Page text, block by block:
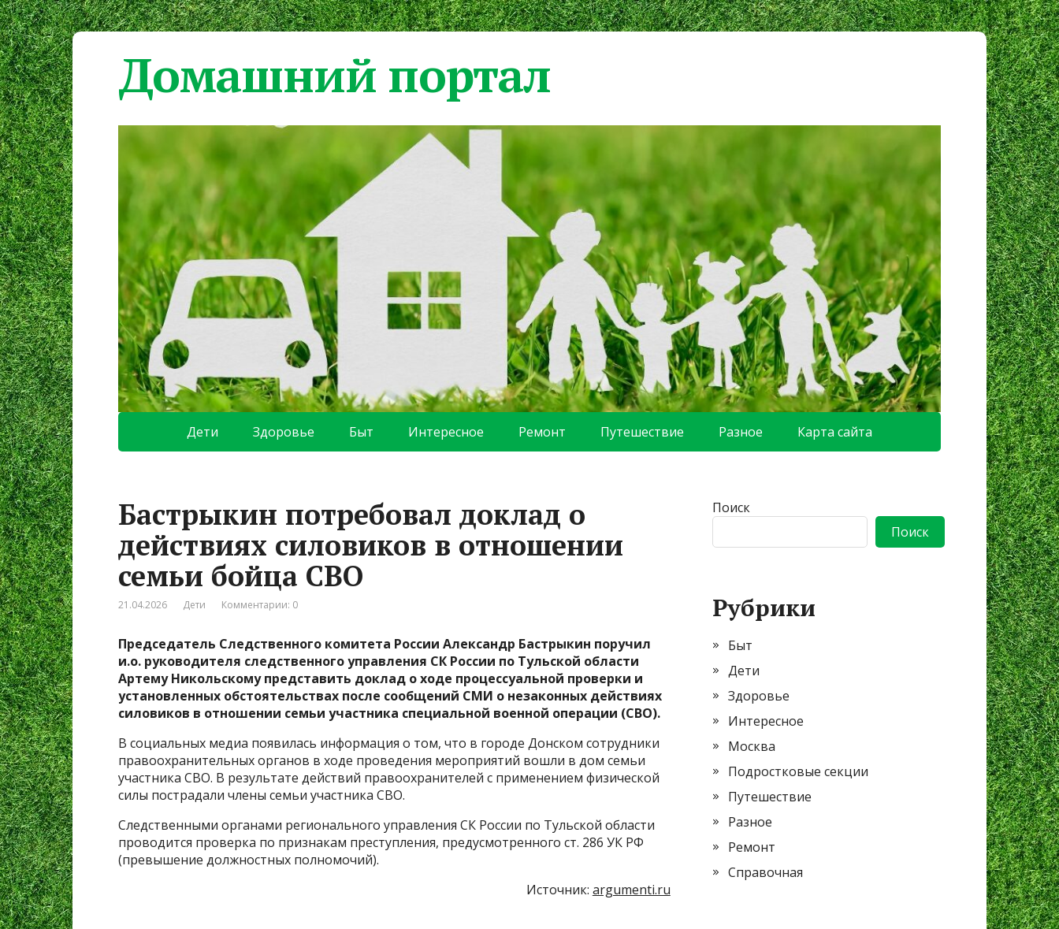
Домашний портал
Дети Здоровье Быт Интересное Ремонт Путешествие Разное Карта сайта
Бастрыкин потребовал доклад о
действиях силовиков в отношении
семьи бойца СВО
21.04.2026 Дети Комментарии: 0
Председатель Следственного комитета России Александр Бастрыкин поручил
и.о. руководителя следственного управления СК России по Тульской области
Артему Никольскому представить доклад о ходе процессуальной проверки и
установленных обстоятельствах после сообщений СМИ о незаконных действиях
силовиков в отношении семьи участника специальной военной операции (СВО).
В социальных медиа появилась информация о том, что в городе Донском сотрудники
правоохранительных органов в ходе проведения мероприятий вошли в дом семьи
участника СВО. В результате действий правоохранителей с применением физической
силы пострадали члены семьи участника СВО.
Следственными органами регионального управления СК России по Тульской области
проводится проверка по признакам преступления, предусмотренного ст. 286 УК РФ
(превышение должностных полномочий).
Источник: argumenti.ru
Поиск
Поиск
Рубрики
Быт
Дети
Здоровье
Интересное
Москва
Подростковые секции
Путешествие
Разное
Ремонт
Справочная